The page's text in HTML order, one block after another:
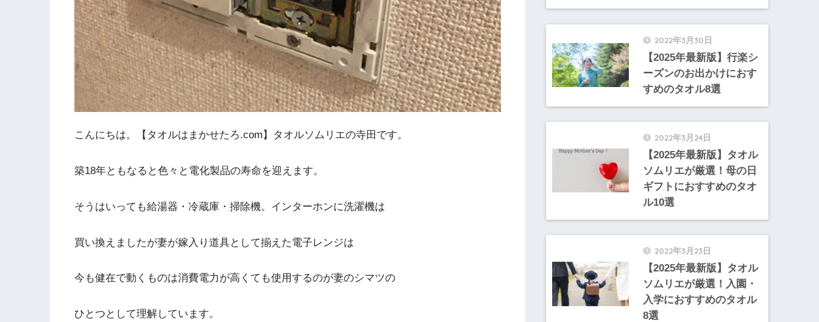
こんにちは。【タオルはまかせたろ.com】タオルソムリエの寺田です。
築18年ともなると色々と電化製品の寿命を迎えます。
そうはいっても給湯器・冷蔵庫・掃除機。インターホンに洗濯機は
買い換えましたが妻が嫁入り道具として揃えた電子レンジは
今も健在で動くものは消費電力が高くても使用するのが妻のシマツの
ひとつとして理解しています。
2022年3月30日
【2025年最新版】行楽シ
ーズンのお出かけにおす
すめのタオル8選
2022年3月24日
【2025年最新版】タオル
ソムリエが厳選！母の日
ギフトにおすすめのタオ
ル10選
2022年3月23日
【2025年最新版】タオル
ソムリエが厳選！入園・
入学におすすめのタオル
8選